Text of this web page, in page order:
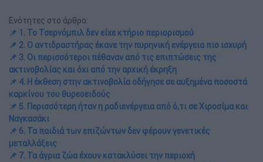
Ενότητες στο άρθρο:
📌 1. Το Τσερνόμπιλ δεν είχε κτήριο περιορισμού
📌 2. Ο αντιδραστήρας έκανε την πυρηνική ενέργεια πιο ισχυρή
📌 3. Οι περισσότεροι πέθαναν από τις επιπτώσεις της
ακτινοβολίας και όχι από την αρχική έκρηξη
📌 4. Η έκθεση στην ακτινοβολία οδήγησε σε αυξημένα ποσοστά
καρκίνου του θυρεοειδούς
📌 5. Περισσότερη ήταν η ραδιενέργεια από ό,τι σε Χιροσίμα και
Ναγκασάκι
📌 6. Τα παιδιά των επιζώντων δεν φέρουν γενετικές
μεταλλάξεις
📌 7. Τα άγρια ζώα έχουν κατακλύσει την περιοχή